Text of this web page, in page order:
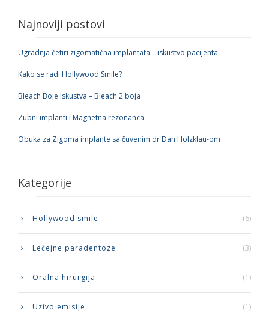
Najnoviji postovi
Ugradnja četiri zigomatična implantata – iskustvo pacijenta
Kako se radi Hollywood Smile?
Bleach Boje Iskustva – Bleach 2 boja
Zubni implanti i Magnetna rezonanca
Obuka za Zigoma implante sa čuvenim dr Dan Holzklau-om
Kategorije
Hollywood smile (6)
Lečejne paradentoze (3)
Oralna hirurgija (1)
Uzivo emisije (1)